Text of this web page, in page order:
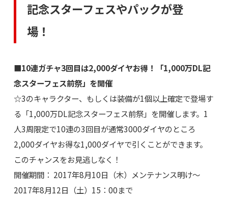
記念スターフェスやパックが登
場！
■10連ガチャ3回目は2,000ダイヤお得！「1,000万DL記
念スターフェス前祭」を開催
☆3のキャラクター、もしくは装備が1個以上確定で登場す
る「1,000万DL記念スターフェス前祭」を開催します。1
人3周限定で10連の3回目が通常3000ダイヤのところ
2,000ダイヤお得な1,000ダイヤで引くことができます。
このチャンスをお見逃しなく！
開催期間： 2017年8月10日（木）メンテナンス明け～
2017年8月12日（土）15：00まで